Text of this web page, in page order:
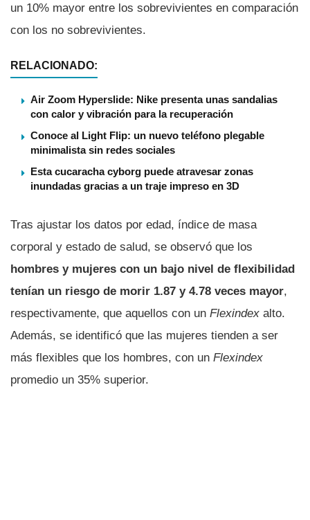
un 10% mayor entre los sobrevivientes en comparación
con los no sobrevivientes.
RELACIONADO:
Air Zoom Hyperslide: Nike presenta unas sandalias
con calor y vibración para la recuperación
Conoce al Light Flip: un nuevo teléfono plegable
minimalista sin redes sociales
Esta cucaracha cyborg puede atravesar zonas
inundadas gracias a un traje impreso en 3D
Tras ajustar los datos por edad, índice de masa
corporal y estado de salud, se observó que los
hombres y mujeres con un bajo nivel de flexibilidad
tenían un riesgo de morir 1.87 y 4.78 veces mayor,
respectivamente, que aquellos con un Flexindex alto.
Además, se identificó que las mujeres tienden a ser
más flexibles que los hombres, con un Flexindex
promedio un 35% superior.